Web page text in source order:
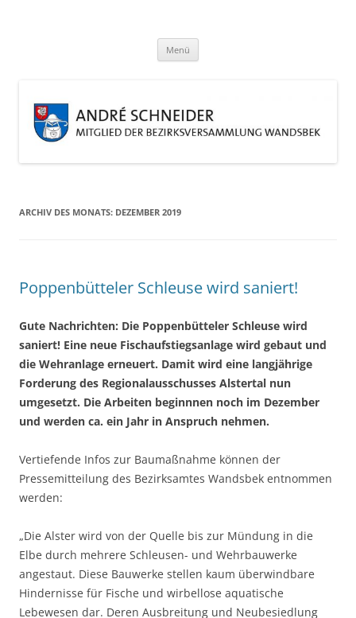
Menü
ARCHIV DES MONATS: DEZEMBER 2019
Poppenbütteler Schleuse wird saniert!
Gute Nachrichten: Die Poppenbütteler Schleuse wird
saniert! Eine neue Fischaufstiegsanlage wird gebaut und
die Wehranlage erneuert. Damit wird eine langjährige
Forderung des Regionalausschusses Alstertal nun
umgesetzt. Die Arbeiten beginnnen noch im Dezember
und werden ca. ein Jahr in Anspruch nehmen.
Vertiefende Infos zur Baumaßnahme können der
Pressemitteilung des Bezirksamtes Wandsbek entnommen
werden:
„Die Alster wird von der Quelle bis zur Mündung in die
Elbe durch mehrere Schleusen- und Wehrbauwerke
angestaut. Diese Bauwerke stellen kaum überwindbare
Hindernisse für Fische und wirbellose aquatische
Lebewesen dar. Deren Ausbreitung und Neubesiedlung